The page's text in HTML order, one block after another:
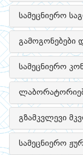
სამეცნიერო
გამოგონებები
სამეცნიერო
გზამკვლევი
სამეცნიერო